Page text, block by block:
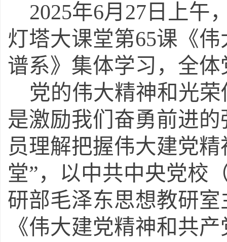
2025年6月27日上午
灯塔大课堂第65课《
谱系》 集体学习 ， 全体
党的伟大精神和光
是激励我们奋勇前进
员理解把握伟大建党
堂”，以中共中央党校
研部毛泽东思想教研
《伟大建党精神和共